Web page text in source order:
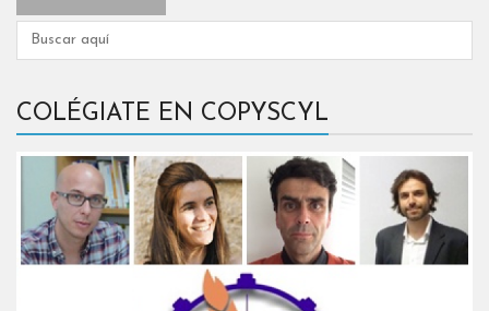
COLÉGIATE EN COPYSCYL